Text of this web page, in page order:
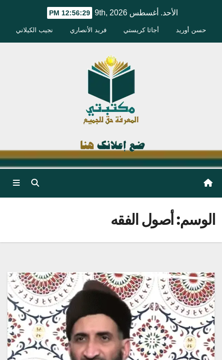
الأحد. أغسطس 9th, 2026 12:56:29 PM
حسن أوريد أجاثا كريستي فريد الأنصاري نجيب الكيلاني
الوسم: أصول الفقه